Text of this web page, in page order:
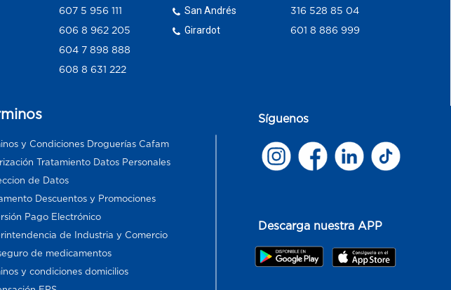
607 5 956 111
606 8 962 205
604 7 898 888
608 8 631 222
San Andrés
Girardot
316 528 85 04
601 8 886 999
y Condiciones Droguerías Cafam
Tratamiento Datos Personales
de Datos
Descuentos y Promociones
Pago Electrónico
de Industria y Comercio
de medicamentos
y condiciones domicilios
Síguenos
Descarga nuestra APP